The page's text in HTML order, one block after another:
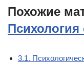
Похожие
Психология
3.1.